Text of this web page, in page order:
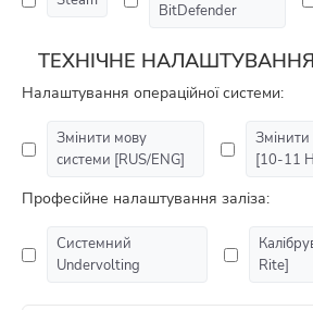
BitDefender
ТЕХНІЧНЕ
Налаштування операційної системи:
Змінити мову
системи [RUS/ENG]
[10-11
Професійне налаштування заліза:
Системний
Undervolting
Rite]